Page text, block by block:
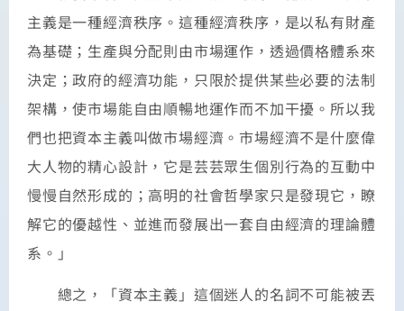
主義是一種經濟秩序。這種經濟秩序，是以私有財產
為基礎；生產與分配則由市場運作，透過價格體系來
決定；政府的經濟功能，只限於提供某些必要的法制
架構，使市場能自由順暢地運作而不加干擾。所以我
們也把資本主義叫做市場經濟。市場經濟不是什麼偉
大人物的精心設計，它是芸芸眾生個別行為的互動中
慢慢自然形成的；高明的社會哲學家只是發現它，瞭
解它的優越性、並進而發展出一套自由經濟的理論體
系。」
總之，「資本主義」這個迷人的名詞不可能被丟